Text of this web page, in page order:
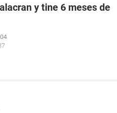
y tine 6 meses de